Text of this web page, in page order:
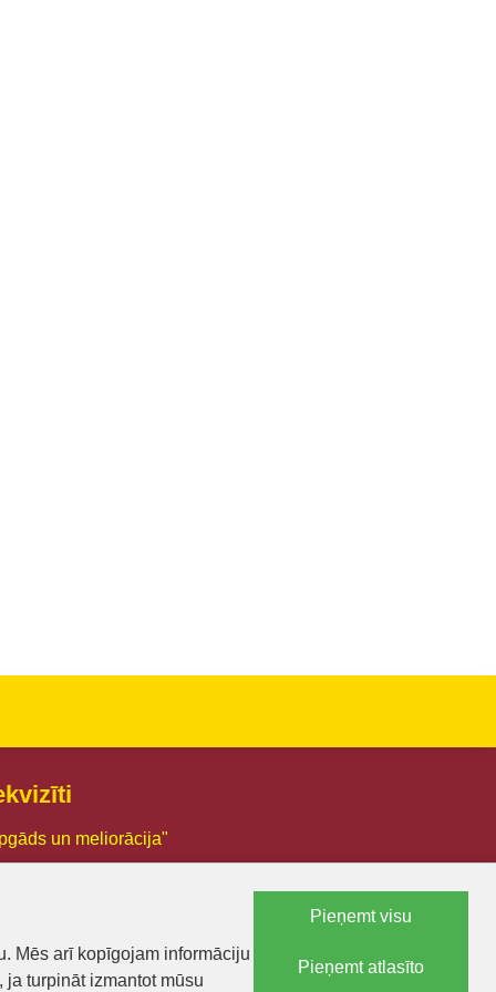
un meliorācija"
Smiltene, Smiltenes novads, LV-4729
Mēs arī kopīgojam informāciju
turpināt izmantot mūsu
Pieņemt visu
Pieņemt atlasīto